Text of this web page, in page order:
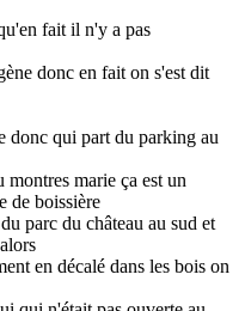
fait il n'y a pas
donc en fait on s'est dit
donc qui part du parking au
montres marie ça est un
de boissière
parc du château au sud et
en décalé dans les bois on